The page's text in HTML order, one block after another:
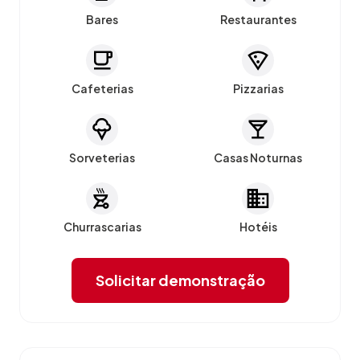
Bares Restaurantes
Cafeterias Pizzarias
Sorveterias Casas Noturnas
Churrascarias Hotéis
Solicitar demonstração